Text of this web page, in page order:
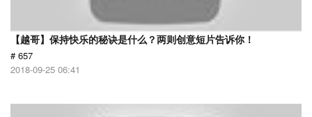
【越哥】保持快乐的秘诀是什么？两则创意短片告诉你！
# 657
2018-09-25 06:41